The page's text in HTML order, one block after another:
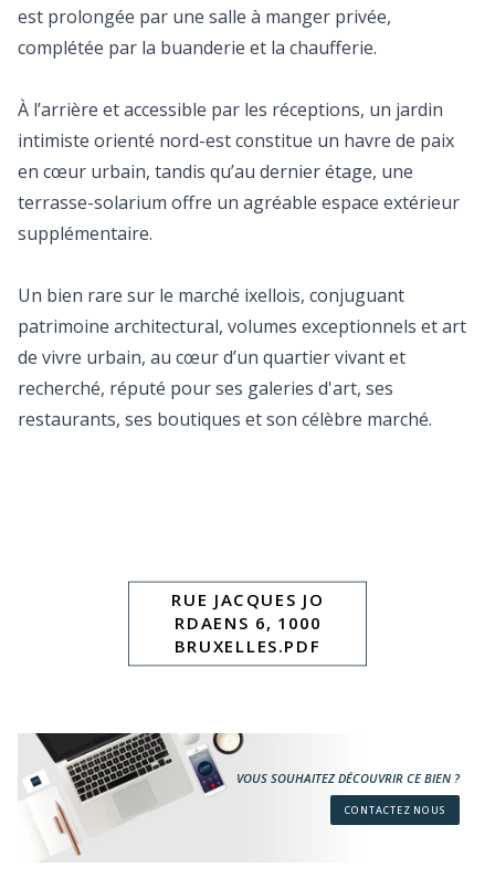
est prolongée par une salle à manger privée,
complétée par la buanderie et la chaufferie.
À l’arrière et accessible par les réceptions, un jardin
intimiste orienté nord-est constitue un havre de paix
en cœur urbain, tandis qu’au dernier étage, une
terrasse-solarium offre un agréable espace extérieur
supplémentaire.
Un bien rare sur le marché ixellois, conjuguant
patrimoine architectural, volumes exceptionnels et art
de vivre urbain, au cœur d’un quartier vivant et
recherché, réputé pour ses galeries d'art, ses
restaurants, ses boutiques et son célèbre marché.
RUE JACQUES JO
RDAENS 6, 1000
BRUXELLES.PDF
VOUS SOUHAITEZ DÉCOUVRIR CE BIEN ?
CONTACTEZ NOUS